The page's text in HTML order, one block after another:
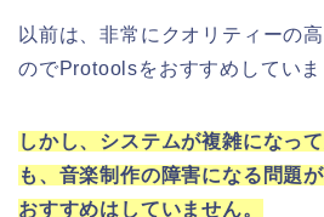
以前は、非常にクオリティーの
のでProtoolsをおすすめしていま
しかし、システムが複雑になっ
も、音楽制作の障害になる問題
おすすめはしていません。